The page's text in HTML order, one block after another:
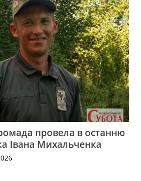
провела в останню
Івана Михальченка